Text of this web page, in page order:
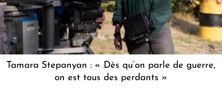
Tamara Stepanyan : « Dès qu’on parle de guerre,
on est tous des perdants »